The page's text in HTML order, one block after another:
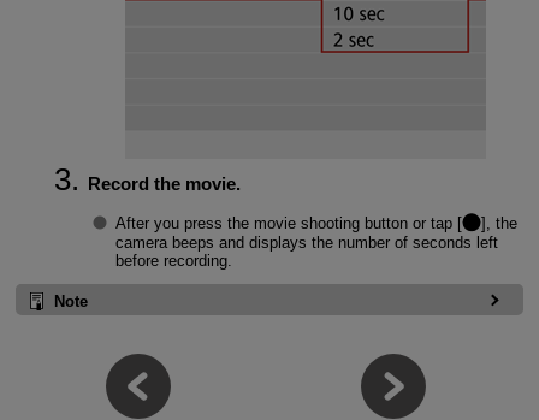
Record the movie.
After you press the movie shooting button or tap [
], the
camera beeps and displays the number of seconds left
before recording.
Note